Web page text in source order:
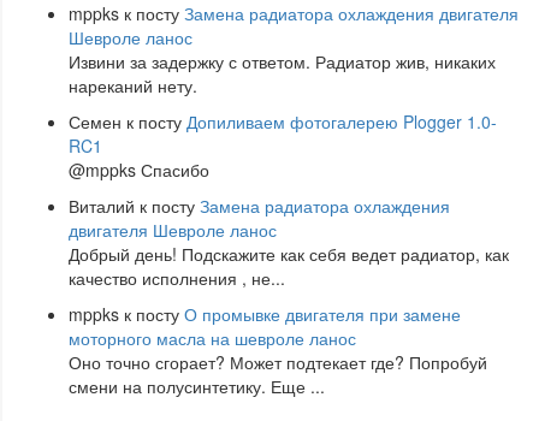
mppks к посту Замена радиатора охлаждения двигателя
Шевроле ланос
Извини за задержку с ответом. Радиатор жив, никаких
нареканий нету.
Семен к посту Допиливаем фотогалерею Plogger 1.0-
RC1
@mppks Спасибо
Виталий к посту Замена радиатора охлаждения
двигателя Шевроле ланос
Добрый день! Подскажите как себя ведет радиатор, как
качество исполнения , не...
mppks к посту О промывке двигателя при замене
моторного масла на шевроле ланос
Оно точно сгорает? Может подтекает где? Попробуй
смени на полусинтетику. Еще ...